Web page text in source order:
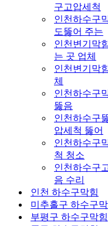
구고압세척
인천하수구
도뚫어 주는
인천변기막
는 곳 업체
인천변기막
체
인천하수구
뚫음
인천하수구
압세척 뚫어
인천하수구
척 청소
인천하수구
음 수리
인천 하수구막힘
미추홀구 하수구
부평구 하수구막힘